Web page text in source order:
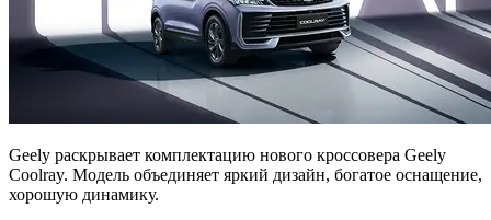
Geely раскрывает комплектацию нового кроссовера Geely
Coolray. Модель объединяет яркий дизайн, богатое оснащение,
хорошую динамику.